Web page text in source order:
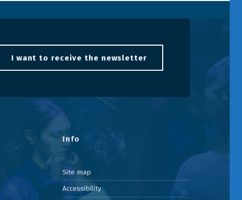
I want to receive the newsletter
Info
Site map
Accessibility